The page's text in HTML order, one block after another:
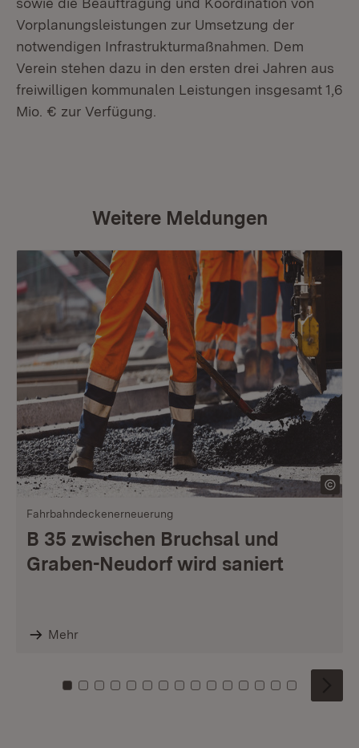
Vorplanungsleistungen zur Umsetzung der
notwendigen Infrastrukturmaßnahmen. Dem
Verein stehen dazu in den ersten drei Jahren aus
freiwilligen kommunalen Leistungen insgesamt 1,6
Mio. € zur Verfügung.
Weitere Meldungen
Fahrbahndeckenerneuerung
B 35 zwischen Bruchsal und
Graben-Neudorf wird saniert
Mehr
Zu Kachel: 0
Zu Kachel: 1
Zu Kachel: 2
Zu Kachel: 3
Zu Kachel: 4
Zu Kachel: 5
Zu Kachel: 6
Zu Kachel: 7
Zu Kachel: 8
Zu Kachel: 9
Zu Kachel: 10
Zu Kachel: 11
Zu Kachel: 12
Zu Kachel:
Zu